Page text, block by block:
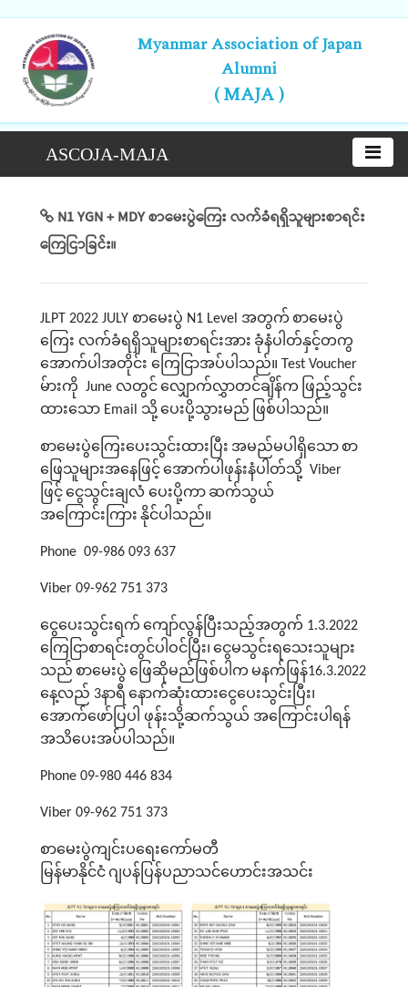
Myanmar Association of Japan
Alumni
( MAJA )
ASCOJA-MAJA
N1 YGN + MDY စာမေးပွဲကြေး လက်ခံရရှိသူများစာရင်း
ကြေငြာခြင်း။
JLPT 2022 JULY စာမေးပွဲ N1 Level အတွက် စာမေးပွဲ
ကြေး လက်ခံရရှိသူများစာရင်းအား ခုံနံပါတ်နှင့်တကွ
အောက်ပါအတိုင်း ကြေငြာအပ်ပါသည်။ Test Voucher
မ်ားကို June လတွင် လျှောက်လွှာတင်ချိန်က ဖြည့်သွင်း
ထားသော Email သို့ ပေးပို့သွားမည် ဖြစ်ပါသည်။
စာမေးပွဲကြေးပေးသွင်းထားပြီး အမည်မပါရှိသော စာ
ဖြေသူများအနေဖြင့် အောက်ပါဖုန်းနံပါတ်သို့ Viber
ဖြင့် ငွေသွင်းချလံ ပေးပို့ကာ ဆက်သွယ်
အကြောင်းကြား နိုင်ပါသည်။
Phone 09-986 093 637
Viber 09-962 751 373
ငွေပေးသွင်းရက် ကျော်လွန်ပြီးသည့်အတွက် 1.3.2022
ကြေငြာစာရင်းတွင်ပါဝင်ပြီး၊ ငွေမသွင်းရသေးသူများ
သည် စာမေးပွဲ ဖြေဆိုမည်ဖြစ်ပါက မနက်ဖြန်16.3.2022
နေ့လည် 3နာရီ နောက်ဆုံးထားငွေပေးသွင်းပြီး၊
အောက်ဖော်ပြပါ ဖုန်းသို့ဆက်သွယ် အကြောင်းပါရန်
အသိပေးအပ်ပါသည်။
Phone 09-980 446 834
Viber 09-962 751 373
စာမေးပွဲကျင်းပရေးကော်မတီ
မြန်မာနိုင်ငံ ဂျပန်ပြန်ပညာသင်ဟောင်းအသင်း